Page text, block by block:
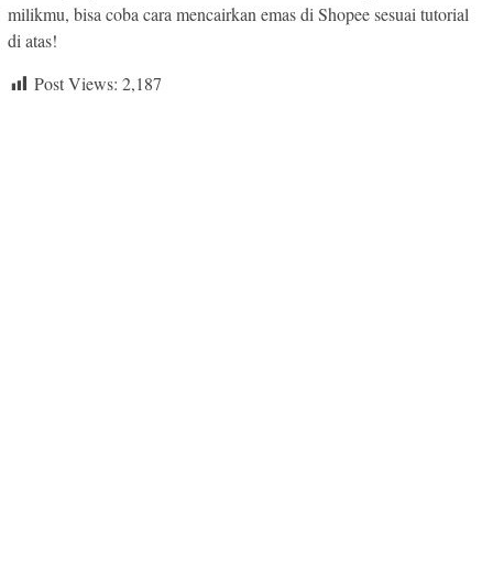
milikmu, bisa coba cara mencairkan emas di Shopee sesuai tutorial
di atas!
Post Views: 2,187